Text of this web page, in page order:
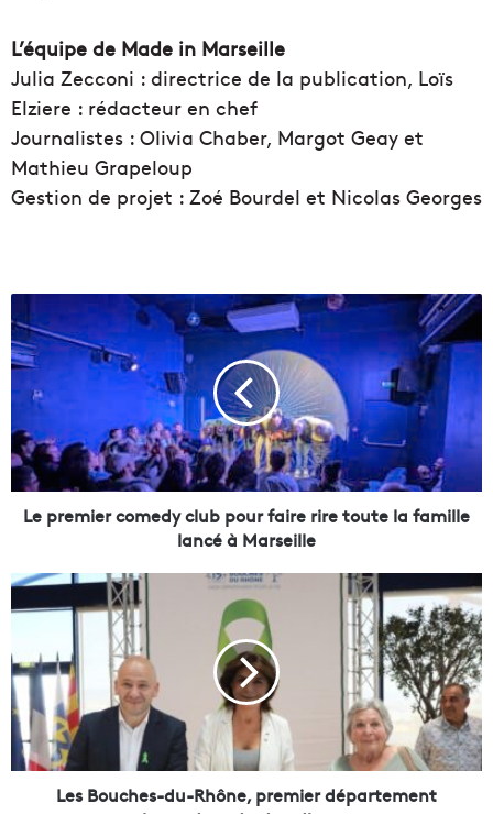
L’équipe de Made in Marseille
Julia Zecconi : directrice de la publication, Loïs
Elziere : rédacteur en chef
Journalistes : Olivia Chaber, Margot Geay et
Mathieu Grapeloup
Gestion de projet : Zoé Bourdel et Nicolas Georges
e
p
r
e
i
e
r
e
d
c
l
u
b
p
o
Le premier comedy club pour faire rire toute la famille
lancé à Marseille
L
e
B
o
u
c
h
e
Les Bouches-du-Rhône, premier département